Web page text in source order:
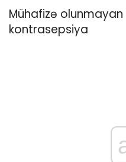
Mühafizə
kontrasepsiya